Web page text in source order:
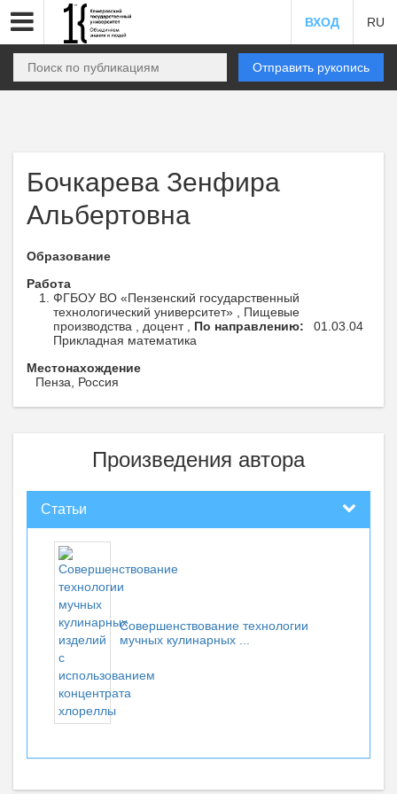
ВХОД RU
Отправить рукопись
Бочкарева Зенфира
Альбертовна
Образование
Работа
ФГБОУ ВО «Пензенский государственный
технологический университет» , Пищевые
производства , доцент , По направлению:
01.03.04
Прикладная математика
Местонахождение
Пенза, Россия
Произведения автора
Статьи
Совершенствование технологии
мучных кулинарных ...